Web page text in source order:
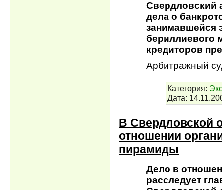
Свердловский
дела о
занимавшейся
бериллиевого
кредиторов
Арбитражный
Категория:
Дата:
В Свердловской
отношении
пирамиды
Дело в
расследует